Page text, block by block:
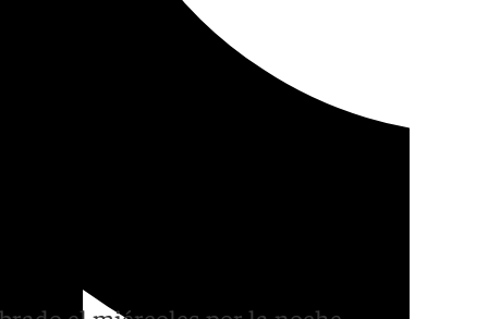
del primer día del